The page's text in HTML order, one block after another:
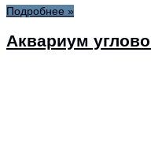
Подробнее »
Аквариум